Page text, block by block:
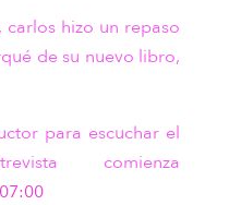
hizo un repaso
de su nuevo libro,
para escuchar el
comienza
07:00